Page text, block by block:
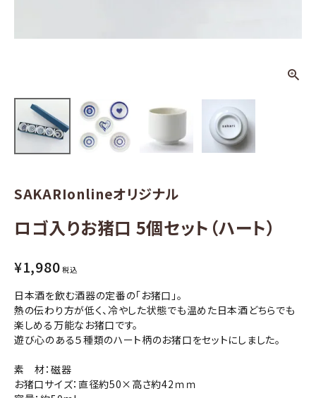
ギフト
食品
化粧品
コンテンツ
INFORMATION
ACCOUNT MENU
ようこそ ゲスト 様
meeting_room ログイン
SAKARIonlineオリジナル
ロゴ入りお猪口 5個セット（ハート）
¥1,980 税込
日本酒を飲む酒器の定番の「お猪口」。
熱の伝わり方が低く、冷やした状態でも温めた日本酒どちらでも
楽しめる万能なお猪口です。
遊び心のある５種類のハート柄のお猪口をセットにしました。
素 材：磁器
お猪口サイズ：直径約50×高さ約42ｍｍ